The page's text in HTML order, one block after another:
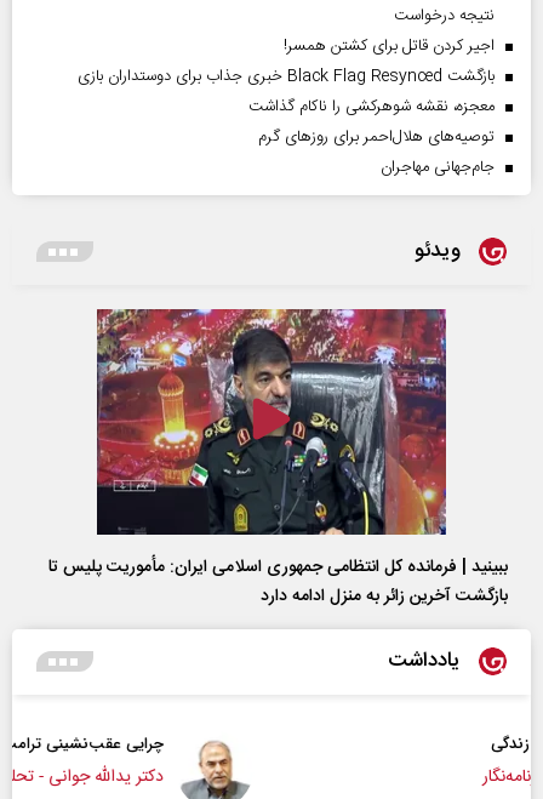
نتیجه درخواست
اجیر کردن قاتل برای کشتن همسر!
بازگشت Black Flag Resynced خبری جذاب برای دوستداران بازی
معجزه، نقشه شوهرکشی را ناکام گذاشت
توصیه‌های هلال‌احمر برای روز‌های گرم
جام‌جهانی مهاجران
ویدئو
ببینید | فرمانده کل انتظامی جمهوری اسلامی ایران­: مأموریت پلیس تا
بازگشت آخرین زائر به منزل ادامه دارد
یادداشت
چرایی عقب‌نشینی ترامپ؟
دکتر یدالله جوانی - تحلیلگر مسائل سیاسی